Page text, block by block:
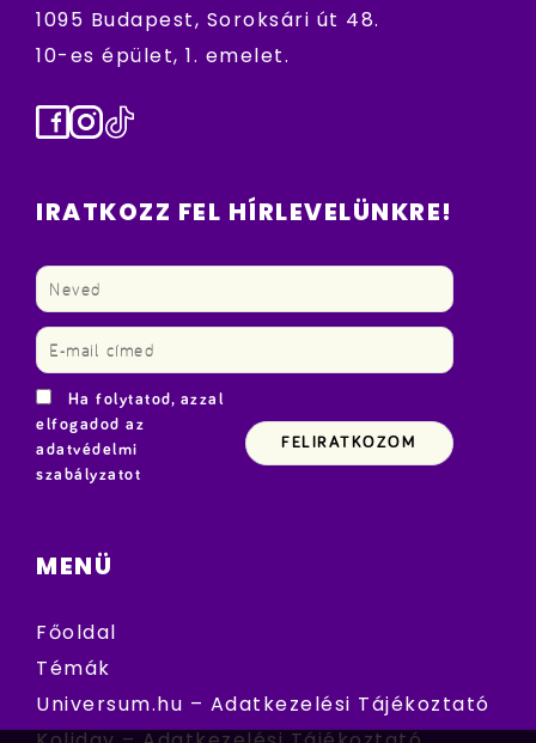
1095 Budapest, Soroksári út 48.
10-es épület, 1. emelet.
Facebook
Instagram
TikTok
IRATKOZZ FEL HÍRLEVELÜNKRE!
Ha folytatod, azzal
elfogadod az
adatvédelmi
szabályzatot
MENÜ
Főoldal
Témák
Universum.hu – Adatkezelési Tájékoztató